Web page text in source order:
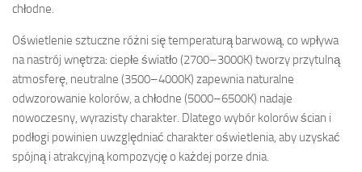
chłodne.
Oświetlenie sztuczne różni się temperaturą barwową, co wpływa
na nastrój wnętrza: ciepłe światło (2700–3000K) tworzy przytulną
atmosferę, neutralne (3500–4000K) zapewnia naturalne
odwzorowanie kolorów, a chłodne (5000–6500K) nadaje
nowoczesny, wyrazisty charakter. Dlatego wybór kolorów ścian i
podłogi powinien uwzględniać charakter oświetlenia, aby uzyskać
spójną i atrakcyjną kompozycję o każdej porze dnia.